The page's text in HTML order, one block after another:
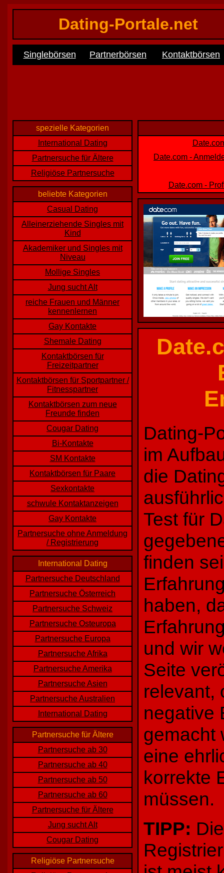
Dating-Portale.net
Singlebörsen Partnerbörsen Kontaktbörsen
spezielle Kategorien
International Dating
Partnersuche für Ältere
Religiöse Partnersuche
beliebte Kategorien
Casual Dating
Alleinerziehende Singles mit
Kind
Akademiker und Singles mit
Niveau
Mollige Singles
Jung sucht Alt
reiche Frauen und Männer
kennenlernen
Gay Kontakte
Shemale Dating
Kontaktbörsen für
Freizeitpartner
Kontaktbörsen für Sportpartner /
Fitnesspartner
Kontaktbörsen zum neue
Freunde finden
Cougar Dating
Bi-Kontakte
SM Kontakte
Kontaktbörsen für Paare
Sexkontakte
schwule Kontaktanzeigen
Gay Kontakte
Partnersuche ohne Anmeldung
/ Registrierung
International Dating
Partnersuche Deutschland
Partnersuche Österreich
Partnersuche Schweiz
Partnersuche Osteuropa
Partnersuche Europa
Partnersuche Afrika
Partnersuche Amerika
Partnersuche Asien
Partnersuche Australien
International Dating
Partnersuche für Ältere
Partnersuche ab 30
Partnersuche ab 40
Partnersuche ab 50
Partnersuche ab 60
Partnersuche für Ältere
Jung sucht Alt
Cougar Dating
Religiöse Partnersuche
Date.com -
Date.com -
Dating-
im
die
Test für
finden
haben,
und wir
Seite
relevant,
negative
gemacht
eine
korrekte
müssen.
TIPP: